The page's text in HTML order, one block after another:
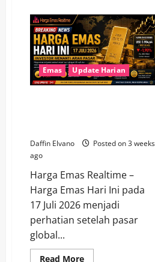
Emas
Hari
Ini
Jadi
Sorotan
di
Tengah
Perubahan
Pasar
Emas Update Harian
Daffin Elvano
Posted on 3 weeks
ago
Harga Emas Realtime –
Harga Emas Hari Ini pada
17 Juli 2026 menjadi
perhatian setelah pasar
global...
Read MoreRead